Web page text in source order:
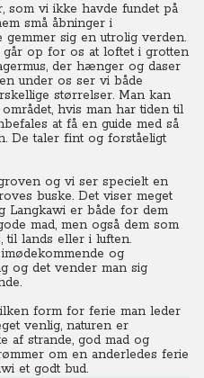
som vi ikke havde fundet på
små åbninger i
sig en utrolig verden.
op for os at loftet i grotten
der hænger og daser
under os ser vi både
størrelser. Man kan
hvis man har tiden til
at få en guide med så
De taler fint og forståeligt
og vi ser specielt en
buske. Det viser meget
Langkawi er både for dem
mad, men også dem som
til lands eller i luften.
og
og det vender man sig
form for ferie man leder
venlig, naturen er
af strande, god mad og
om en anderledes ferie
et godt bud.